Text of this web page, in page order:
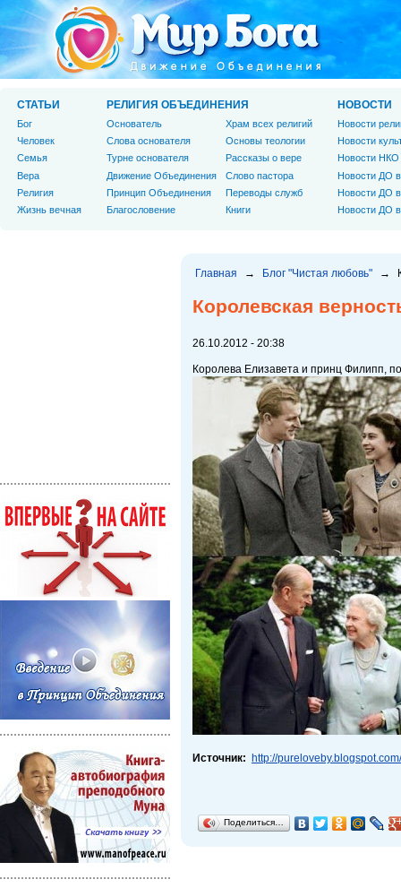
Главная → Блог "Чистая любовь" →
Королевская
26.10.2012 - 20:38
Королева Елизавета и принц Филипп,
Источник: http://
Поделиться…
СТАТЬИ
Бог
Человек
Cемья
Вера
Религия
Жизнь вечная
РЕЛИГИЯ ОБЪЕДИНЕНИЯ
Основатель
Слова основателя
Турне основателя
Движение Объединения
Принцип Объединения
Благословение
Храм всех религий
Основы теологии
Рассказы о вере
Слово пастора
Переводы служб
Книги
НОВОСТИ
Новости
Новости
Новости НКО
Новости ДО
Новости ДО
Новости ДО